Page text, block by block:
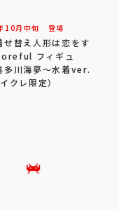
10月 中旬 登場
せ替え人形は恋をす
フィギュ
川海夢～水着ver.
クレ限定）